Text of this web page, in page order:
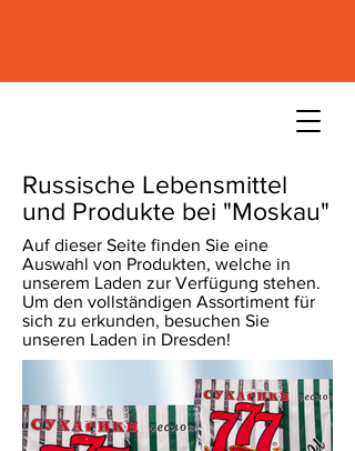
Russische Lebensmittel
und Produkte bei "Moskau"
Auf dieser Seite finden Sie eine
Auswahl von Produkten, welche in
unserem Laden zur Verfügung stehen.
Um den vollständigen Assortiment für
sich zu erkunden, besuchen Sie
unseren Laden in Dresden!